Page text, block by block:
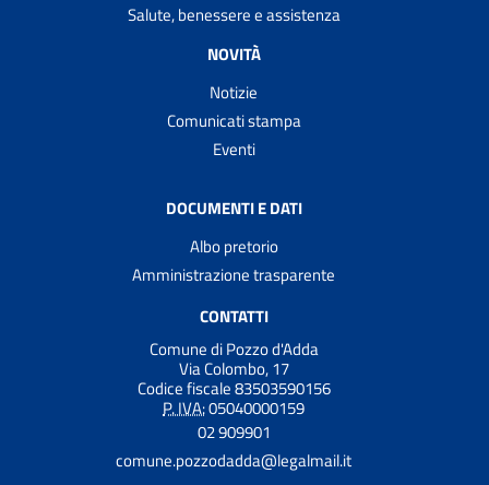
Salute, benessere e assistenza
NOVITÀ
Notizie
Comunicati stampa
Eventi
DOCUMENTI E DATI
Albo pretorio
Amministrazione trasparente
CONTATTI
Comune di Pozzo d'Adda
Via Colombo, 17
Codice fiscale 83503590156
P. IVA:05040000159
02 909901
comune.pozzodadda@legalmail.it